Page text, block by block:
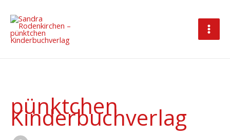
Inhalt
springen
pünktchen
Kinderbuchverlag
Suchen
nach: